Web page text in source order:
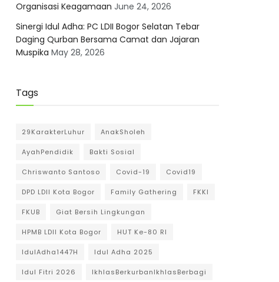
Organisasi Keagamaan June 24, 2026
Sinergi Idul Adha: PC LDII Bogor Selatan Tebar
Daging Qurban Bersama Camat dan Jajaran
Muspika May 28, 2026
Tags
29KarakterLuhur AnakSholeh
AyahPendidik Bakti Sosial
Chriswanto Santoso Covid-19 Covid19
DPD LDII Kota Bogor Family Gathering FKKI
FKUB Giat Bersih Lingkungan
HPMB LDII Kota Bogor HUT Ke-80 RI
IdulAdha1447H Idul Adha 2025
Idul Fitri 2026 IkhlasBerkurbanIkhlasBerbagi